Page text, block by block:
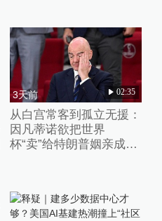
3天前 02:35
从白宫常客到孤立无援：
因凡蒂诺欲把世界
杯“卖”给特朗普姻亲成足